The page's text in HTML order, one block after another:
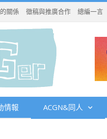
關係 徵稿與推廣合作 總編一言
情報 ACGN&同人